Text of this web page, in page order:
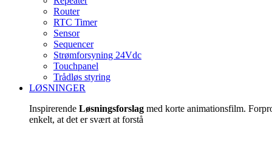
Router
RTC Timer
Sensor
Sequencer
Strømforsyning 24Vdc
Touchpanel
Trådløs styring
LØSNINGER
Inspirerende Løsningsforslag med korte animationsfilm.
enkelt, at det er svært at forstå